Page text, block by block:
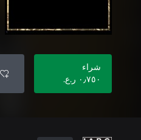
شراء
٠٫٧٥٠ ر.ع.‏